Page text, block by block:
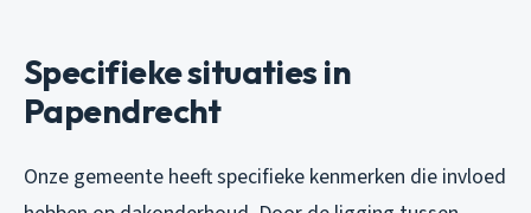
Specifieke situaties in
Papendrecht
Onze gemeente heeft specifieke kenmerken die invloed